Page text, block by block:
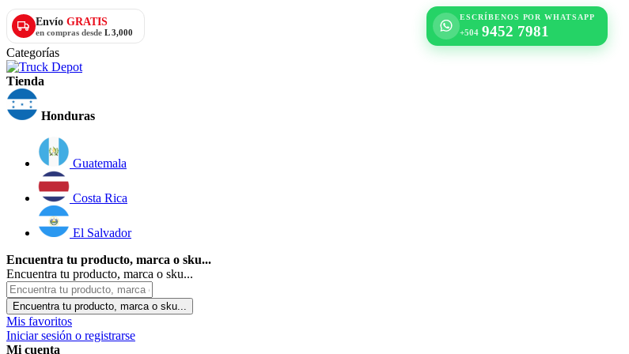
Envío GRATIS
en compras desde L 3,000
ESCRÍBENOS POR WHATSAPP
+504 9452 7981
Categorías
Tienda
Honduras
Guatemala
Costa Rica
El Salvador
Encuentra tu producto, marca o sku...
Encuentra tu producto, marca o sku...
Encuentra tu producto, marca o sku...
Mis favoritos
Iniciar sesión o registrarse
Mi cuenta